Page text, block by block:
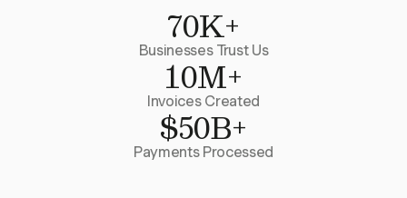
70K+
Businesses Trust Us
10M+
Invoices Created
$50B+
Payments Processed